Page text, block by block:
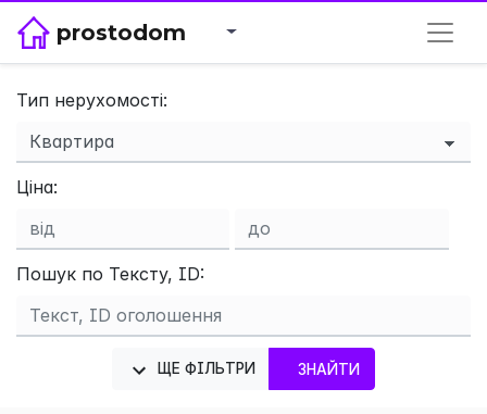
prostodom
Тип нерухомості:
Ціна:
Пошук по Тексту, ID:
ЩЕ ФІЛЬТРИ ЗНАЙТИ
×